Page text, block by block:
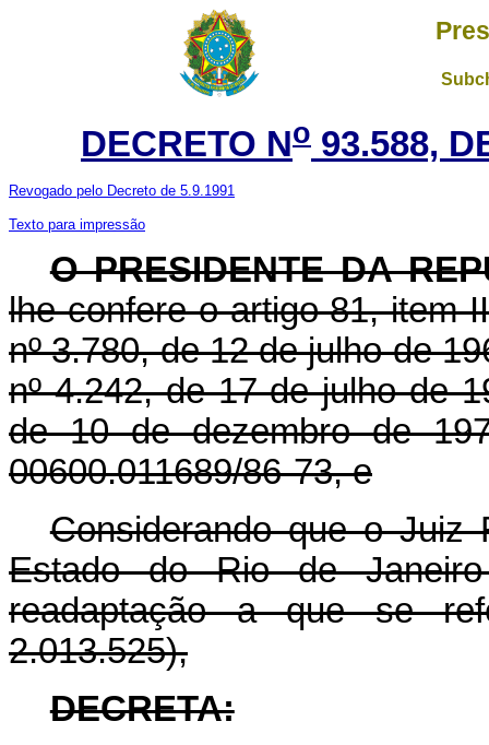
DECRETO No 93.588,
Revogado pelo Decreto de 5.9.1991
Texto para impressão
O PRESIDENTE DA
lhe confere o artigo 81, item
nº 3.780, de 12 de julho de
nº 4.242, de 17 de julho de
de 10 de dezembro de
00600.011689/86-73, e
Considerando que o
Estado do Rio de
readaptação a que se
2.013.525),
DECRETA: